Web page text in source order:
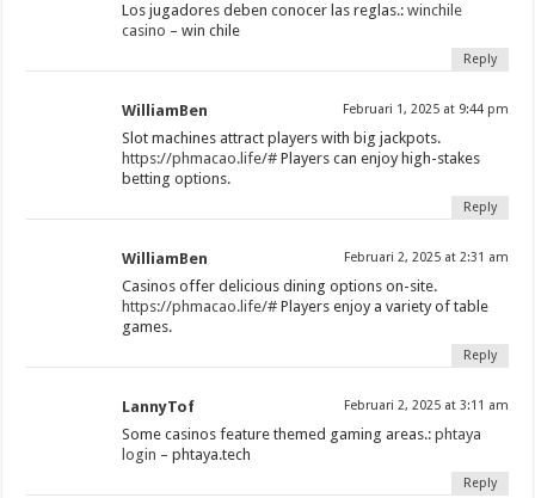
Los jugadores deben conocer las reglas.:winchile
casino – win chile
Reply
WilliamBen Februari 1, 2025 at 9:44 pm
Slot machines attract players with big jackpots.
https://phmacao.life/# Players can enjoy high-stakes
betting options.
Reply
WilliamBen Februari 2, 2025 at 2:31 am
Casinos offer delicious dining options on-site.
https://phmacao.life/# Players enjoy a variety of table
games.
Reply
LannyTof Februari 2, 2025 at 3:11 am
Some casinos feature themed gaming areas.:phtaya
login – phtaya.tech
Reply